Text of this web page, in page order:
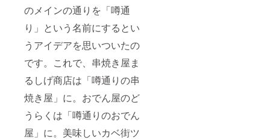
のメインの通りを「噂通
り」という名前にするとい
うアイデアを思いついたの
です。これで、串焼き屋ま
るしげ商店は「噂通りの串
焼き屋」に。おでん屋のど
うらくは「噂通りのおでん
屋」に。美味しいカベ街ツ